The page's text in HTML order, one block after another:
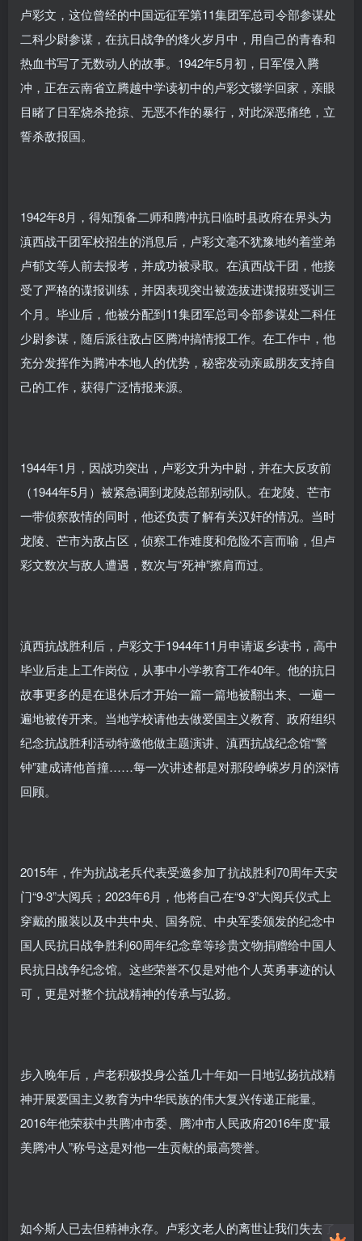
卢彩文，这位曾经的中国远征军第11集团军总司令部参谋处
二科少尉参谋，在抗日战争的烽火岁月中，用自己的青春和
热血书写了无数动人的故事。1942年5月初，日军侵入腾
冲，正在云南省立腾越中学读初中的卢彩文辍学回家，亲眼
目睹了日军烧杀抢掠、无恶不作的暴行，对此深恶痛绝，立
誓杀敌报国。
1942年8月，得知预备二师和腾冲抗日临时县政府在界头为
滇西战干团军校招生的消息后，卢彩文毫不犹豫地约着堂弟
卢郁文等人前去报考，并成功被录取。在滇西战干团，他接
受了严格的谍报训练，并因表现突出被选拔进谍报班受训三
个月。毕业后，他被分配到11集团军总司令部参谋处二科任
少尉参谋，随后派往敌占区腾冲搞情报工作。在工作中，他
充分发挥作为腾冲本地人的优势，秘密发动亲戚朋友支持自
己的工作，获得广泛情报来源。
1944年1月，因战功突出，卢彩文升为中尉，并在大反攻前
（1944年5月）被紧急调到龙陵总部别动队。在龙陵、芒市
一带侦察敌情的同时，他还负责了解有关汉奸的情况。当时
龙陵、芒市为敌占区，侦察工作难度和危险不言而喻，但卢
彩文数次与敌人遭遇，数次与“死神”擦肩而过。
滇西抗战胜利后，卢彩文于1944年11月申请返乡读书，高中
毕业后走上工作岗位，从事中小学教育工作40年。他的抗日
故事更多的是在退休后才开始一篇一篇地被翻出来、一遍一
遍地被传开来。当地学校请他去做爱国主义教育、政府组织
纪念抗战胜利活动特邀他做主题演讲、滇西抗战纪念馆“警
钟”建成请他首撞……每一次讲述都是对那段峥嵘岁月的深情
回顾。
2015年，作为抗战老兵代表受邀参加了抗战胜利70周年天安
门“9·3”大阅兵；2023年6月，他将自己在“9·3”大阅兵仪式上
穿戴的服装以及中共中央、国务院、中央军委颁发的纪念中
国人民抗日战争胜利60周年纪念章等珍贵文物捐赠给中国人
民抗日战争纪念馆。这些荣誉不仅是对他个人英勇事迹的认
可，更是对整个抗战精神的传承与弘扬。
步入晚年后，卢老积极投身公益几十年如一日地弘扬抗战精
神开展爱国主义教育为中华民族的伟大复兴传递正能量。
2016年他荣获中共腾冲市委、腾冲市人民政府2016年度“最
美腾冲人”称号这是对他一生贡献的最高赞誉。
如今斯人已去但精神永存。卢彩文老人的离世让我们失去了